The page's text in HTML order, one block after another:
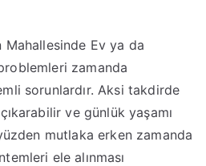
Mahallesinde Ev ya da
zamanda
sorunlardır. Aksi takdirde
ve günlük yaşamı
mutlaka erken zamanda
ele alınması